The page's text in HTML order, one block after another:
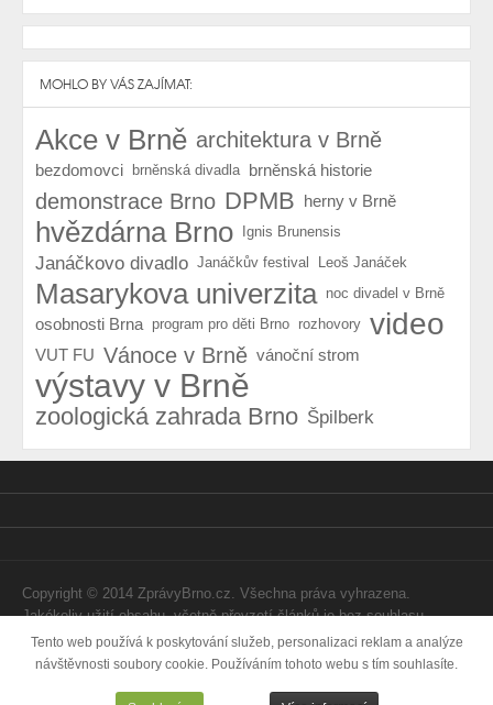
MOHLO BY VÁS ZAJÍMAT:
Akce v Brně architektura v Brně
bezdomovci brněnská divadla brněnská historie
demonstrace Brno DPMB herny v Brně
hvězdárna Brno Ignis Brunensis
Janáčkovo divadlo Janáčkův festival Leoš Janáček
Masarykova univerzita noc divadel v Brně
osobnosti Brna program pro děti Brno rozhovory video
VUT FU Vánoce v Brně vánoční strom
výstavy v Brně
zoologická zahrada Brno Špilberk
Copyright © 2014 ZprávyBrno.cz. Všechna práva vyhrazena.
Jakékoliv užití obsahu, včetně převzetí článků je bez souhlasu
Webtom Enterprises s.r.o. zapovězeno.
VytvořilaInternetová agentura Webtom.cz
Tento web používá k poskytování služeb, personalizaci reklam a analýze
návštěvnosti soubory cookie. Používáním tohoto webu s tím souhlasíte.